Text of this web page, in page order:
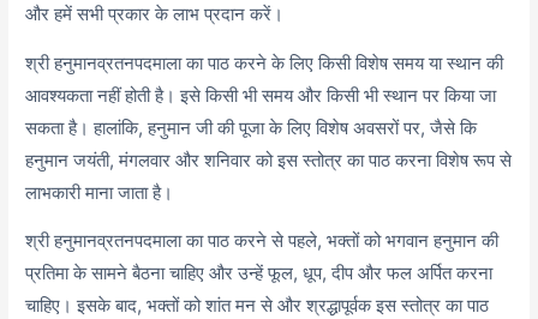
और हमें सभी प्रकार के लाभ प्रदान करें।
श्री हनुमानव्रतनपदमाला का पाठ करने के लिए किसी विशेष समय या स्थान की
आवश्यकता नहीं होती है। इसे किसी भी समय और किसी भी स्थान पर किया जा
सकता है। हालांकि, हनुमान जी की पूजा के लिए विशेष अवसरों पर, जैसे कि
हनुमान जयंती, मंगलवार और शनिवार को इस स्तोत्र का पाठ करना विशेष रूप से
लाभकारी माना जाता है।
श्री हनुमानव्रतनपदमाला का पाठ करने से पहले, भक्तों को भगवान हनुमान की
प्रतिमा के सामने बैठना चाहिए और उन्हें फूल, धूप, दीप और फल अर्पित करना
चाहिए। इसके बाद, भक्तों को शांत मन से और श्रद्धापूर्वक इस स्तोत्र का पाठ